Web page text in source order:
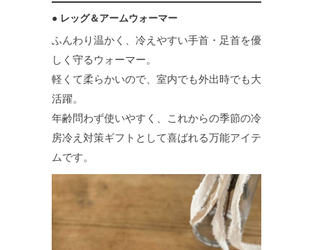
● レッグ＆アームウォーマー
ふんわり温かく、冷えやすい手首・足首を優
しく守るウォーマー。
軽くて柔らかいので、室内でも外出時でも大
活躍。
年齢問わず使いやすく、これからの季節の冷
房冷え対策ギフトとして喜ばれる万能アイテ
ムです。